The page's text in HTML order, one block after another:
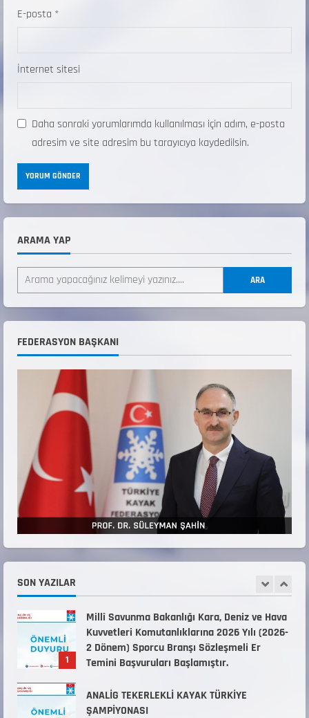
E-posta *
İnternet sitesi
Daha sonraki yorumlarımda kullanılması için adım, e-posta
adresim ve site adresim bu tarayıcıya kaydedilsin.
ARAMA YAP
ARA
FEDERASYON BAŞKANI
SON YAZILAR
2
ŞAMPİYONASI
22 Temmuz 2026
3
ŞAMPİYONASI GÖREVLİ LİSTESİ
Teknik Kurul ve Alt Kurul Üyelerimiz
Belirlendi
18 Temmuz 2026
5
KAYAKLI KOŞU VE BİATHLON 3.KADEME
ANTRENÖRLÜK KURSU DUYURUSU
12 Temmuz 2026
1
Millî Savunma Bakanlığı Kara, Deniz ve Hava
Kuvvetleri Komutanlıklarına 2026 Yılı (2026-
2
ANALİG TEKERLEKLİ KAYAK TÜRKİYE
ŞAMPİYONASI
22 Temmuz 2026
ANALİG TEKERLEKLİ KAYAK TÜRKİYE
ŞAMPİYONASI GÖREVLİ LİSTESİ